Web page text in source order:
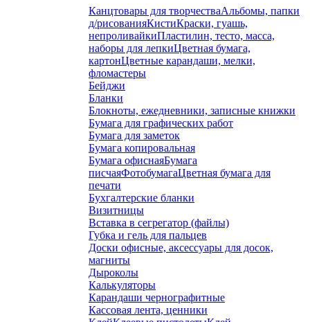
Канцтовары для творчестваАльбомы, папки
д/рисованияКистиКраски, гуашь,
непроливайкиПластилин, тесто, масса,
наборы для лепкиЦветная бумага,
картонЦветные карандаши, мелки,
фломастеры
Бейджи
Бланки
Блокноты, ежедневники, записные книжки
Бумага для графических работ
Бумага для заметок
Бумага копировальная
Бумага офиснаяБумага
писчаяФотобумагаЦветная бумага для
печати
Бухгалтерские бланки
Визитницы
Вставка в сегрегатор (файлы)
Губка и гель для пальцев
Доски офисные, аксессуары для досок,
магниты
Дыроколы
Калькуляторы
Карандаши чернографитные
Кассовая лента, ценники